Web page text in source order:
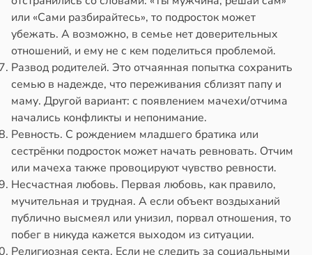
или «Сами разбирайтесь», то подросток может
убежать. А возможно, в семье нет доверительных
отношений, и ему не с кем поделиться проблемой.
Развод родителей. Это отчаянная попытка сохранить
семью в надежде, что переживания сблизят папу и
маму. Другой вариант: с появлением мачехи/отчима
начались конфликты и непонимание.
Ревность. С рождением младшего братика или
сестрёнки подросток может начать ревновать. Отчим
или мачеха также провоцируют чувство ревности.
Несчастная любовь. Первая любовь, как правило,
мучительная и трудная. А если объект воздыханий
публично высмеял или унизил, порвал отношения, то
побег в никуда кажется выходом из ситуации.
Религиозная секта. Если не следить за социальными